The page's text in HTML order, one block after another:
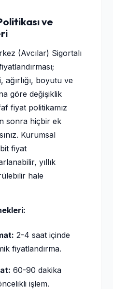
ve
(Avcılar) Sigortalı
boyutu ve
göre değişiklik
fiyat politikamız
sonra hiçbir ek
Kurumsal
fiyat
yıllık
hale
2-4 saat içinde
fiyatlandırma.
60-90 dakika
işlem.